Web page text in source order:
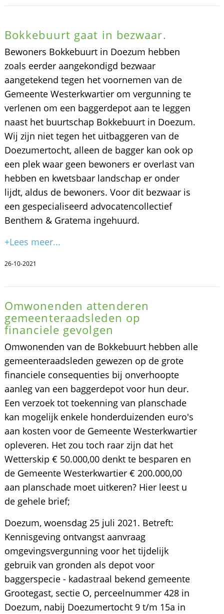
Bokkebuurt gaat in bezwaar.
Bewoners Bokkebuurt in Doezum hebben
zoals eerder aangekondigd bezwaar
aangetekend tegen het voornemen van de
Gemeente Westerkwartier om vergunning te
verlenen om een baggerdepot aan te leggen
naast het buurtschap Bokkebuurt in Doezum.
Wij zijn niet tegen het uitbaggeren van de
Doezumertocht, alleen de bagger kan ook op
een plek waar geen bewoners er overlast van
hebben en kwetsbaar landschap er onder
lijdt, aldus de bewoners. Voor dit bezwaar is
een gespecialiseerd advocatencollectief
Benthem & Gratema ingehuurd.
+Lees meer...
26-10-2021
Omwonenden attenderen
gemeenteraadsleden op
financiele gevolgen
Omwonenden van de Bokkebuurt hebben alle
gemeenteraadsleden gewezen op de grote
financiele consequenties bij onverhoopte
aanleg van een baggerdepot voor hun deur.
Een verzoek tot toekenning van planschade
kan mogelijk enkele honderduizenden euro's
aan kosten voor de Gemeente Westerkwartier
opleveren. Het zou toch raar zijn dat het
Wetterskip € 50.000,00 denkt te besparen en
de Gemeente Westerkwartier € 200.000,00
aan planschade moet uitkeren? Hier leest u
de gehele brief;
Doezum, woensdag 25 juli 2021. Betreft:
Kennisgeving ontvangst aanvraag
omgevingsvergunning voor het tijdelijk
gebruik van gronden als depot voor
baggerspecie - kadastraal bekend gemeente
Grootegast, sectie O, perceelnummer 428 in
Doezum, nabij Doezumertocht 9 t/m 15a in